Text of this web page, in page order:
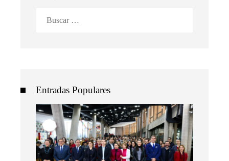
Entradas Populares